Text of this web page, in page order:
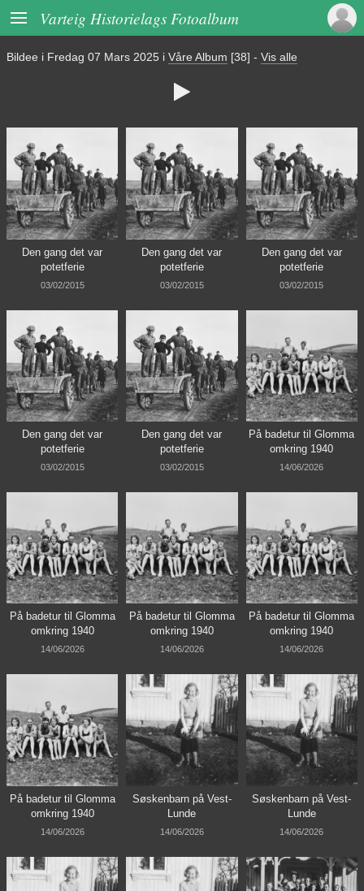
 Varteig Historielags Fotoalbum
Bildee i Fredag 07 Mars 2025 i Våre Album [38] - Vis alle

Den gang det var
potetferie
03/02/2015
Den gang det var
potetferie
03/02/2015
Den gang det var
potetferie
03/02/2015
Den gang det var
potetferie
03/02/2015
Den gang det var
potetferie
03/02/2015
På badetur til Glomma
omkring 1940
14/06/2026
På badetur til Glomma
omkring 1940
14/06/2026
På badetur til Glomma
omkring 1940
14/06/2026
På badetur til Glomma
omkring 1940
14/06/2026
På badetur til Glomma
omkring 1940
14/06/2026
Søskenbarn på Vest-
Lunde
14/06/2026
Søskenbarn på Vest-
Lunde
14/06/2026